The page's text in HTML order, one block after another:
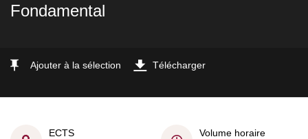
Fondamental
Ajouter à la sélection Télécharger
ECTS
Volume horaire